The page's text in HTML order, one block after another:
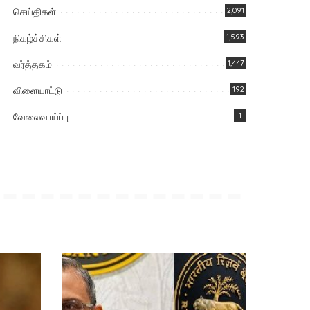
செய்திகள் 2,091
நிகழ்ச்சிகள் 1,593
வர்த்தகம் 1,447
விளையாட்டு 192
வேலைவாய்ப்பு 1